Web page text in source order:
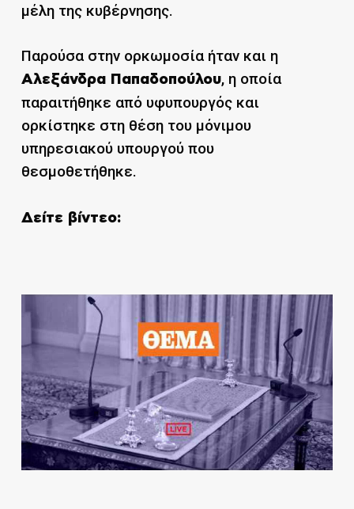
μέλη της κυβέρνησης.
Παρούσα στην ορκωμοσία ήταν και η
Αλεξάνδρα Παπαδοπούλου, η οποία
παραιτήθηκε από υφυπουργός και
ορκίστηκε στη θέση του μόνιμου
υπηρεσιακού υπουργού που
θεσμοθετήθηκε.
Δείτε βίντεο: